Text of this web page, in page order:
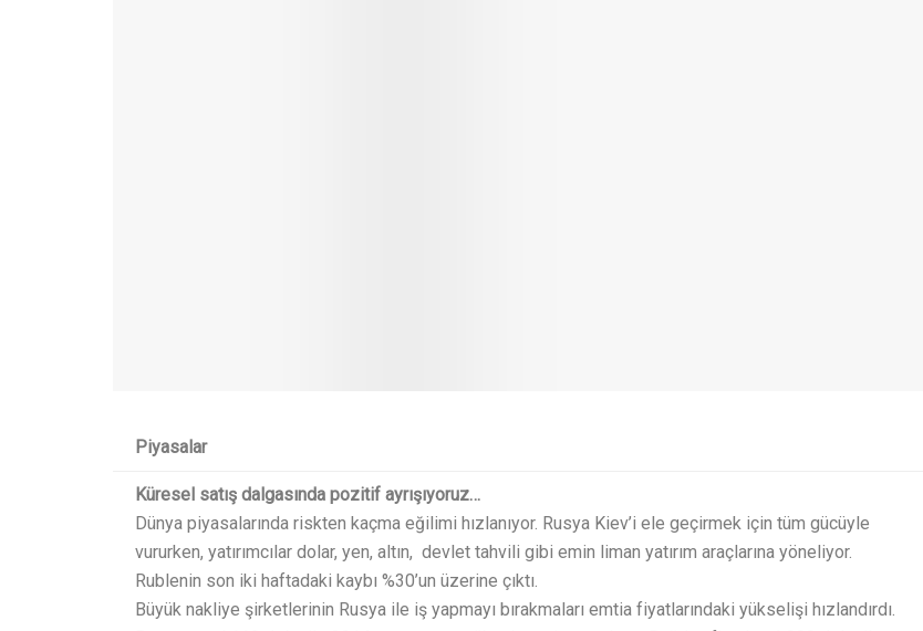
Piyasalar
Küresel satış dalgasında pozitif ayrışıyoruz…
Dünya piyasalarında riskten kaçma eğilimi hızlanıyor. Rusya Kiev’i ele geçirmek için tüm gücüyle
vururken, yatırımcılar dolar, yen, altın, devlet tahvili gibi emin liman yatırım araçlarına yöneliyor.
Rublenin son iki haftadaki kaybı %30’un üzerine çıktı.
Büyük nakliye şirketlerinin Rusya ile iş yapmayı bırakmaları emtia fiyatlarındaki yükselişi hızlandırdı.